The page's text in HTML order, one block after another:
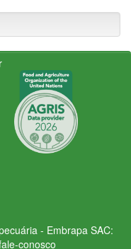
- Embrapa SAC:
conosco